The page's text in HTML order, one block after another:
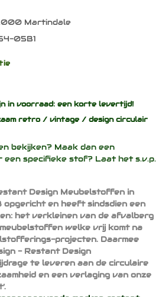
Martindale
05B1
in voorraad: een korte levertijd!
retro / vintage / design circulair
bekijken? Maak dan een
een specifieke stof? Laat het s.v.p.
Design Meubelstoffen in
opgericht en heeft sindsdien een
het verkleinen van de afvalberg
welke vrij komt na
projecten. Daarmee
- Restant Design
te leveren aan de circulaire
en een verlaging van onze